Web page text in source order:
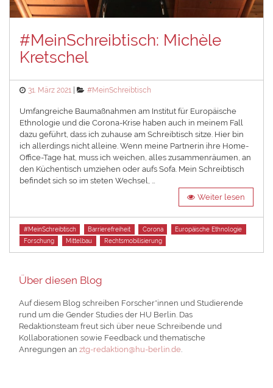
#MeinSchreibtisch: Michèle
Kretschel
Posted
31. März 2021 Categories
#MeinSchreibtisch
Umfangreiche Baumaßnahmen am Institut für Europäische
Ethnologie und die Corona-Krise haben auch in meinem Fall
dazu geführt, dass ich zuhause am Schreibtisch sitze. Hier bin
ich allerdings nicht alleine. Wenn meine Partnerin ihre Home-
Office-Tage hat, muss ich weichen, alles zusammenräumen, an
den Küchentisch umziehen oder aufs Sofa. Mein Schreibtisch
befindet sich so im steten Wechsel, …
Weiter lesen
Tags
#MeinSchreibtisch Barrierefreiheit Corona
Europäische Ethnologie
Forschung
Mittelbau Rechtsmobilisierung
Über diesen Blog
Auf diesem Blog schreiben Forscher*innen und Studierende
rund um die Gender Studies der HU Berlin. Das
Redaktionsteam freut sich über neue Schreibende und
Kollaborationen sowie Feedback und thematische
Anregungen anztg-redaktion@hu-berlin.de.